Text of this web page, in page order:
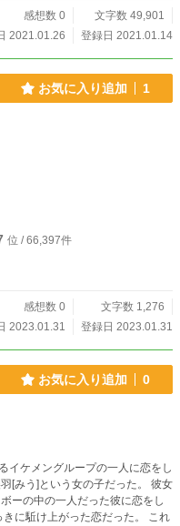
感想数 0
文字数 49,901
2021.01.26
登録日 2021.01.14
お気に入り追加 1
位 / 66,397件
感想数 0
文字数 1,276
2023.01.31
登録日 2023.01.31
お気に入り追加 0
イケメングループの一人に恋をし